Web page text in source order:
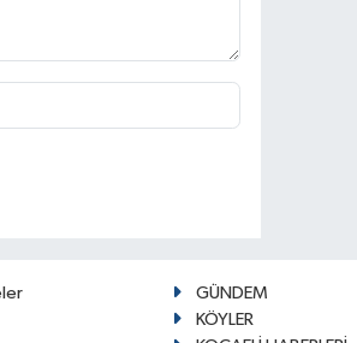
GÜNDEM
KÖYLER